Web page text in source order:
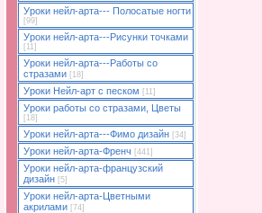
Уроки нейл-арта--- Полосатые ногти
[99]
Уроки нейл-арта---Рисунки точками
[11]
Уроки нейл-арта---Работы со
стразами
[18]
Уроки Нейл-арт с песком [11]
Уроки работы со стразами, Цветы
[18]
Уроки нейл-арта---Фимо дизайн [34]
Уроки нейл-арта-Френч [441]
Уроки нейл-арта-французский
дизайн
[5]
Уроки нейл-арта-Цветными
акрилами
[74]